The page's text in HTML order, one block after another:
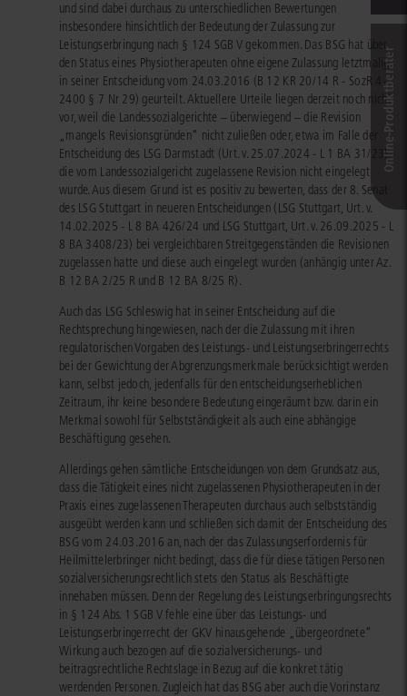
und sind dabei durchaus zu unterschiedlichen Bewertungen
insbesondere hinsichtlich der Bedeutung der Zulassung zur
Leistungserbringung nach § 124 SGB V gekommen. Das BSG hat über
den Status eines Physiotherapeuten ohne eigene Zulassung letztmalig
in seiner Entscheidung vom 24.03.2016 (B 12 KR 20/14 R - SozR 4-
2400 § 7 Nr 29) geurteilt. Aktuellere Urteile liegen derzeit noch nicht
vor, weil die Landessozialgerichte – überwiegend – die Revision
„mangels Revisionsgründen“ nicht zuließen oder, etwa im Falle der
Entscheidung des LSG Darmstadt (Urt. v. 25.07.2024 - L 1 BA 31/23),
die vom Landessozialgericht zugelassene Revision nicht eingelegt
wurde. Aus diesem Grund ist es positiv zu bewerten, dass der 8. Senat
des LSG Stuttgart in neueren Entscheidungen (LSG Stuttgart, Urt. v.
14.02.2025 - L 8 BA 426/24 und LSG Stuttgart, Urt. v. 26.09.2025 - L
8 BA 3408/23) bei vergleichbaren Streitgegenständen die Revisionen
zugelassen hatte und diese auch eingelegt wurden (anhängig unter Az.
B 12 BA 2/25 R und B 12 BA 8/25 R).
Auch das LSG Schleswig hat in seiner Entscheidung auf die
Rechtsprechung hingewiesen, nach der die Zulassung mit ihren
regulatorischen Vorgaben des Leistungs- und Leistungserbringerrechts
bei der Gewichtung der Abgrenzungsmerkmale berücksichtigt werden
kann, selbst jedoch, jedenfalls für den entscheidungserheblichen
Zeitraum, ihr keine besondere Bedeutung eingeräumt bzw. darin ein
Merkmal sowohl für Selbstständigkeit als auch eine abhängige
Beschäftigung gesehen.
Allerdings gehen sämtliche Entscheidungen von dem Grundsatz aus,
dass die Tätigkeit eines nicht zugelassenen Physiotherapeuten in der
Praxis eines zugelassenen Therapeuten durchaus auch selbstständig
ausgeübt werden kann und schließen sich damit der Entscheidung des
BSG vom 24.03.2016 an, nach der das Zulassungserfordernis für
Heilmittelerbringer nicht bedingt, dass die für diese tätigen Personen
sozialversicherungsrechtlich stets den Status als Beschäftigte
innehaben müssen. Denn der Regelung des Leistungserbringungsrechts
in § 124 Abs. 1 SGB V fehle eine über das Leistungs- und
Leistungserbringerrecht der GKV hinausgehende „übergeordnete“
Wirkung auch bezogen auf die sozialversicherungs- und
beitragsrechtliche Rechtslage in Bezug auf die konkret tätig
werdenden Personen. Zugleich hat das BSG aber auch die Vorinstanz
Online-Produkt­berater